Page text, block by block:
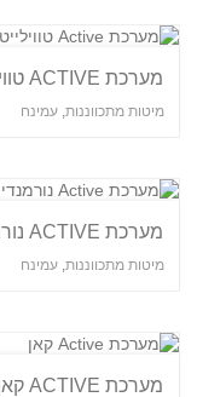
מערכת ACTIVE טווילייט
מיטות מתכווננות, עמינח
מערכת ACTIVE נורמנדי
מיטות מתכווננות, עמינח
מערכת ACTIVE קאן